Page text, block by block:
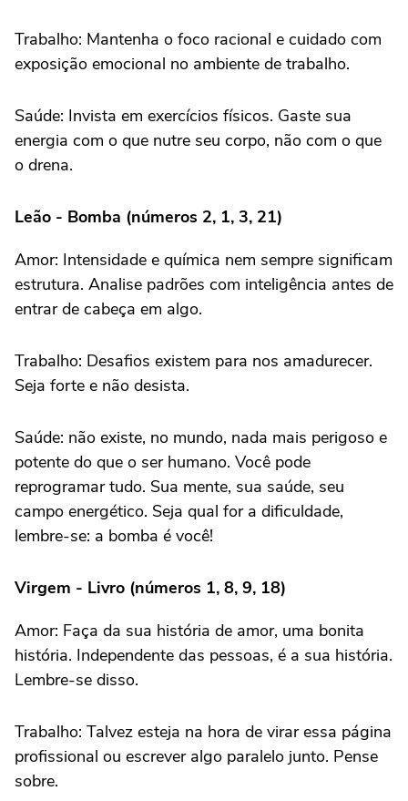
Trabalho: Mantenha o foco racional e cuidado com
exposição emocional no ambiente de trabalho.
Saúde: Invista em exercícios físicos. Gaste sua
energia com o que nutre seu corpo, não com o que
o drena.
Leão - Bomba (números 2, 1, 3, 21)
Amor: Intensidade e química nem sempre significam
estrutura. Analise padrões com inteligência antes de
entrar de cabeça em algo.
Trabalho: Desafios existem para nos amadurecer.
Seja forte e não desista.
Saúde: não existe, no mundo, nada mais perigoso e
potente do que o ser humano. Você pode
reprogramar tudo. Sua mente, sua saúde, seu
campo energético. Seja qual for a dificuldade,
lembre-se: a bomba é você!
Virgem - Livro (números 1, 8, 9, 18)
Amor: Faça da sua história de amor, uma bonita
história. Independente das pessoas, é a sua história.
Lembre-se disso.
Trabalho: Talvez esteja na hora de virar essa página
profissional ou escrever algo paralelo junto. Pense
sobre.